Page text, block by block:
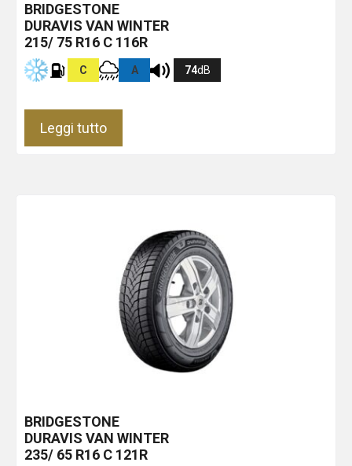
BRIDGESTONE
DURAVIS VAN WINTER
215/ 75 R16 C 116R
C A 74dB
Leggi tutto
BRIDGESTONE
DURAVIS VAN WINTER
235/ 65 R16 C 121R